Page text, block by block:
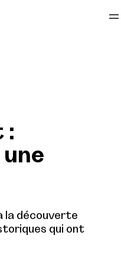
:
la découverte
qui ont